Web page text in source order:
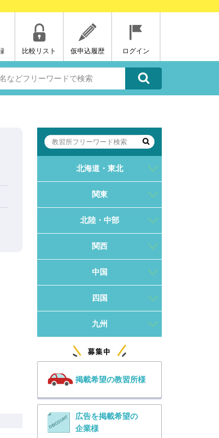
比較リスト 仮申込履歴 ログイン
北海道・東北
関東
北陸・中部
関西
中国
四国
九州
掲載希望の教習所様
広告を掲載希望の
企業様